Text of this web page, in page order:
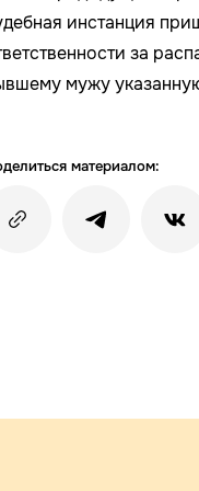
инстанция
за
мужу
материалом: